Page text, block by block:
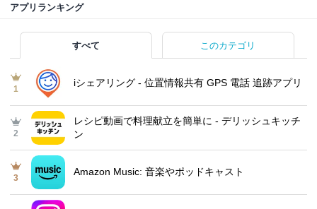
アプリランキング
すべて このカテゴリ
1
iシェアリング - 位置情報共有 GPS 電話 追跡アプリ
2
レシピ動画で料理献立を簡単‪に - デリッシュキッチ
ン
3
Amazon Music: 音楽やポッドキャスト